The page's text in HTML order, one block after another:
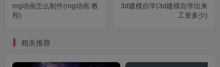
mg动画怎么制作(mg动画 教
程)
3d建模自学(3d建模自学出来
工资多少)
相关推荐